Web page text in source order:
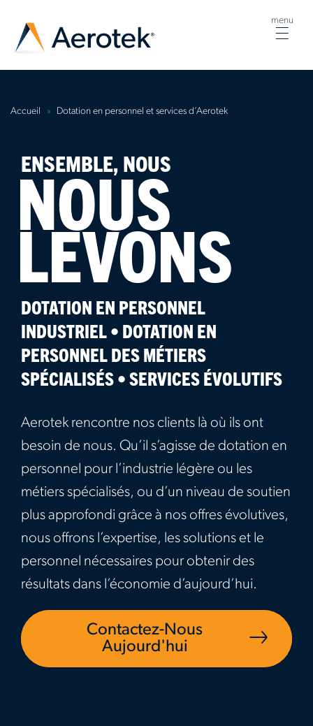
menu
Accueil Dotation en personnel et services d’Aerotek
ENSEMBLE, NOUS
NOUS
LEVONS
DOTATION EN PERSONNEL
INDUSTRIEL • DOTATION EN
PERSONNEL DES MÉTIERS
SPÉCIALISÉS • SERVICES ÉVOLUTIFS
Aerotek rencontre nos clients là où ils ont
besoin de nous. Qu’il s’agisse de dotation en
personnel pour l’industrie légère ou les
métiers spécialisés, ou d’un niveau de soutien
plus approfondi grâce à nos offres évolutives,
nous offrons l’expertise, les solutions et le
personnel nécessaires pour obtenir des
résultats dans l’économie d’aujourd’hui.
Contactez-Nous
Aujourd'hui